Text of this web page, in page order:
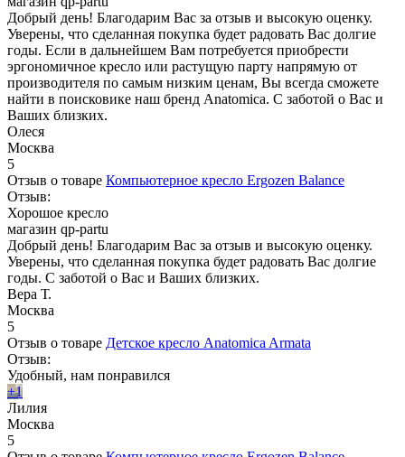
Добрый день! Благодарим Вас за отзыв и высокую оценку.
Уверены, что сделанная покупка будет радовать Вас долгие
годы. Если в дальнейшем Вам потребуется приобрести
эргономичное кресло или растущую парту напрямую от
производителя по самым низким ценам, Вы всегда сможете
найти в поисковике наш бренд Anatomica. С заботой о Вас и
Ваших близких.
Олеся
Москва
5
Отзыв о товаре Компьютерное кресло Ergozen Balance
Отзыв:
Хорошое кресло
магазин qp-partu
Добрый день! Благодарим Вас за отзыв и высокую оценку.
Уверены, что сделанная покупка будет радовать Вас долгие
годы. С заботой о Вас и Ваших близких.
Вера Т.
Москва
5
Отзыв о товаре Детское кресло Anatomica Armata
Отзыв:
Удобный, нам понравился
+1
Лилия
Москва
5